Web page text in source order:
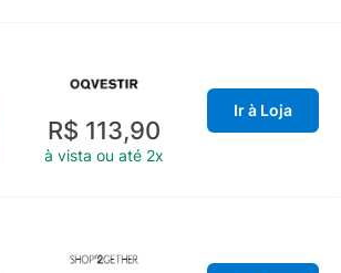
R$ 113,90
à vista ou até 2x
Ir à Loja